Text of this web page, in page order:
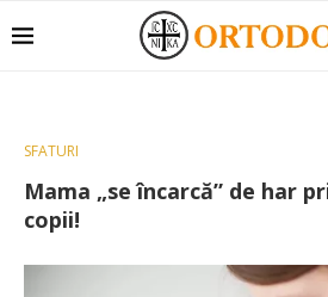
SFATURI
Mama „se încarcă” de har
copii!